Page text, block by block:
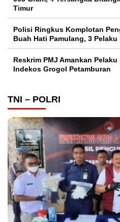
Timur
Polisi Ringkus Komplotan
Buah Hati Pamulang, 3 Pelaku
Reskrim PMJ Amankan
Indekos Grogol Petamburan
TNI – POLRI